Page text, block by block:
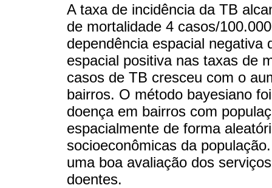
A taxa de incidência da TB
de mortalidade 4 casos/
dependência espacial negativa
espacial positiva nas taxas de
casos de TB cresceu com o
bairros. O método bayesiano
doença em bairros com
espacialmente de forma
socioeconômicas da
uma boa avaliação dos
doentes.